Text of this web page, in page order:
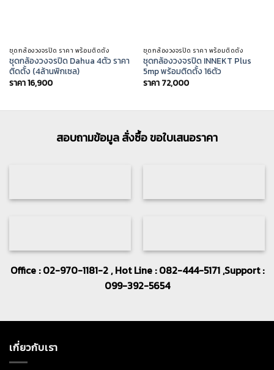
ชุดกล้องวงจรปิด ราคา พร้อมติดตั้ง
ชุดกล้องวงจรปิด Dahua 4ตัว ราคา
ติดตั้ง (4ล้านพิกเซล)
ราคา16,900
ชุดกล้องวงจรปิด ราคา พร้อมติดตั้ง
ชุดกล้องวงจรปิด INNEKT Plus
5mp พร้อมติดตั้ง 16ตัว
ราคา 72,000
สอบถามข้อมูล สั่งซื้อ ขอใบเสนอราคา
Office : 02-970-1181-2 , Hot Line : 082-444-5171 ,Support :
099-392-5654
เกี่ยวกับเรา